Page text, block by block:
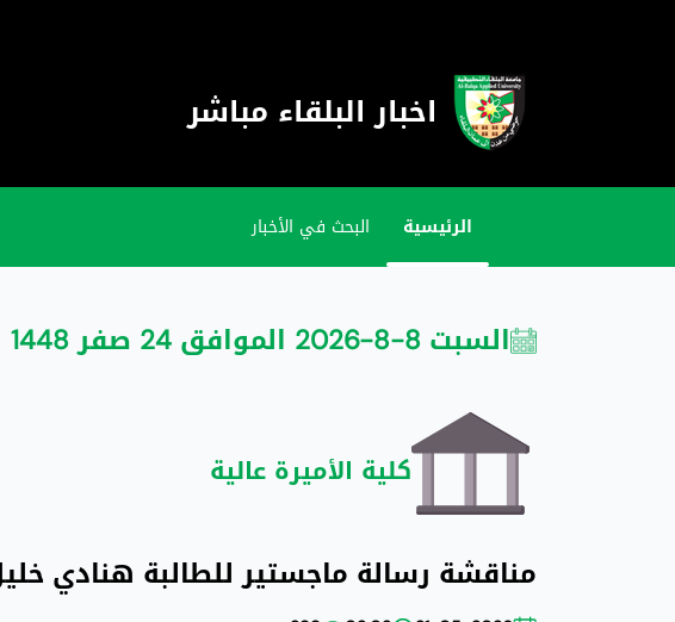
اخبار البلقاء مباشر
الرئيسية البحث في الأخبار
السبت 8-8-2026 الموافق 24 صفر 1448
كلية الأميرة عالية
مناقشة رسالة ماجستير للطالبة هنادي